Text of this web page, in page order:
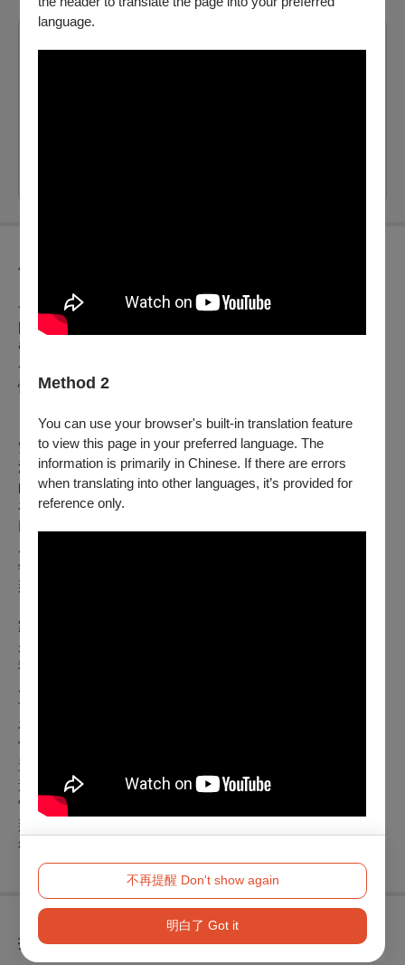
language.
Method 2
You can use your browser's built-in translation feature
to view this page in your preferred language. The
information is primarily in Chinese. If there are errors
when translating into other languages, it’s provided for
reference only.
不再提醒 Don't show again
明白了 Got it
節目介紹
一個週日下午。妹妹難得擁有屬於自己的安靜時光。
門鈴響起——多年關係緊繃的姐姐突然出現，
帶著幾近崩潰的情緒，只求一個晚上能有地方落腳。
一場再平常不過的重逢，
慢慢揭開那些從未被好好說出口的過去。
《Dolores》是美國劇作家Edward Allan Baker筆下極具張力的
雙人舞台劇。
沒有複雜場景、沒有煽情鋪陳，只有兩個女人之間真實到刺痛
的對話。
在日常語氣裡，浮現的是長年累積的創傷、無法切斷的依賴、
年代的台北
那是一個社會快速變動的年代——
家庭價值正在轉型、女性意識逐漸抬頭、家暴防治法剛通過不
久但家暴事件仍頻傳。
我們期待透過時代轉換，讓當今的觀眾稍微拉開一點距離，但
世界真的有向前走了嗎？為什麼有些人，仍被困在關係裡、困
在社會結構裡？
當今的台灣這些議題難道就真的不存在了嗎？為社麼家暴案件
還是存在？
這齣戲沒有英雄，只有努力活著的人。
它讓我們看見——
那些藏在家庭裡的傷、那些說不出口的求救、那些「想離開，
卻走不了」的人生。
折扣方案